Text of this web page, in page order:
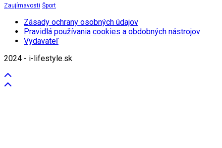
Zaujímavosti Šport
Zásady ochrany osobných údajov
Pravidlá používania cookies a obdobných nástrojov
Vydavateľ
2024 - i-lifestyle.sk